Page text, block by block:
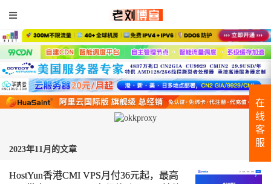
2023年11月的文章
HostYun香港CMI VPS月付36元起，最高
在
线
客
服